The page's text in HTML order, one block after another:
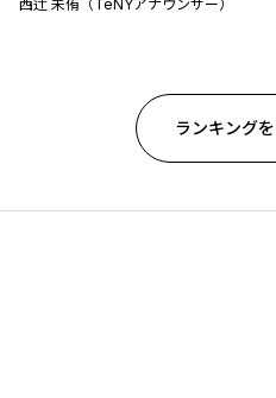
西辻 未侑（TeNYアナウンサー）
ランキング